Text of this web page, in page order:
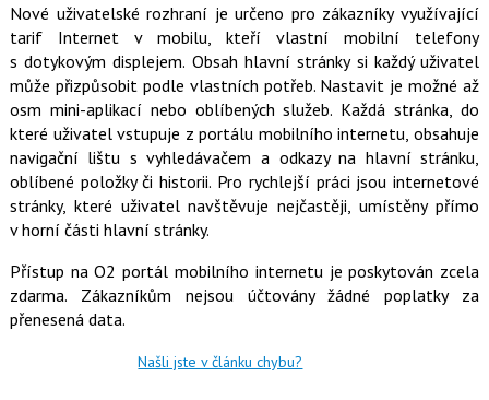
Nové uživatelské rozhraní je určeno pro zákazníky využívající
tarif Internet v mobilu, kteří vlastní mobilní telefony
s dotykovým displejem. Obsah hlavní stránky si každý uživatel
může přizpůsobit podle vlastních potřeb. Nastavit je možné až
osm mini-aplikací nebo oblíbených služeb. Každá stránka, do
které uživatel vstupuje z portálu mobilního internetu, obsahuje
navigační lištu s vyhledávačem a odkazy na hlavní stránku,
oblíbené položky či historii. Pro rychlejší práci jsou internetové
stránky, které uživatel navštěvuje nejčastěji, umístěny přímo
v horní části hlavní stránky.
Přístup na O2 portál mobilního internetu je poskytován zcela
zdarma. Zákazníkům nejsou účtovány žádné poplatky za
přenesená data.
Našli jste v článku chybu?